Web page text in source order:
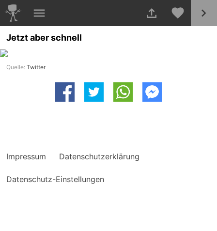
Jetzt aber schnell
Quelle:Twitter
Impressum Datenschutzerklärung
Datenschutz-Einstellungen